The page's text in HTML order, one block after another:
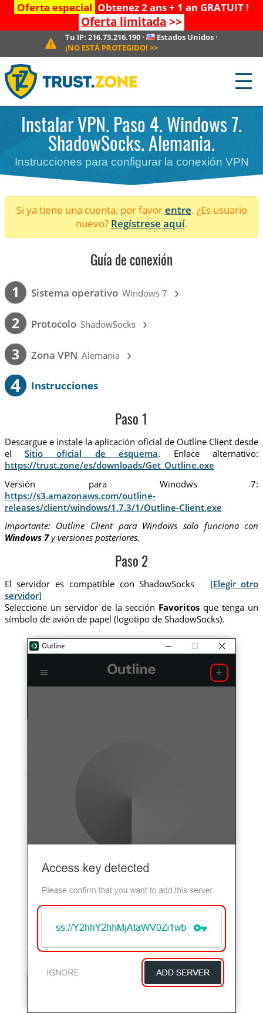
Oferta especial Obtenez 2 ans + 1 an GRATUIT !
Oferta limitada >>
Tu IP: 216.73.216.190· Estados Unidos ·
¡NO ESTÁ PROTEGIDO! >>
☰
Instalar VPN. Paso 4. Windows 7.
ShadowSocks. Alemania.
Instrucciones para configurar la conexión VPN
Si ya tiene una cuenta, por favorentre. ¿Es usuario
nuevo? Regístrese aquí.
Guía de conexión
1 Sistema operativo Windows 7 ›
2 Protocolo ShadowSocks ›
3 Zona VPN Alemania ›
4 Instrucciones
Paso 1
Descargue e instale la aplicación oficial de Outline Client desde
elSitio oficial de esquema. Enlace alternativo:
https://trust.zone/es/downloads/Get_Outline.exe
Versión para Winodws 7:
https://s3.amazonaws.com/outline-
releases/client/windows/1.7.3/1/Outline-Client.exe
Importante: Outline Client para Windows solo funciona con
Windows 7y versiones posteriores.
Paso 2
El servidor es compatible con ShadowSocks [Elegir otro
servidor]
Seleccione un servidor de la sección Favoritos que tenga un
símbolo de avión de papel (logotipo de ShadowSocks).